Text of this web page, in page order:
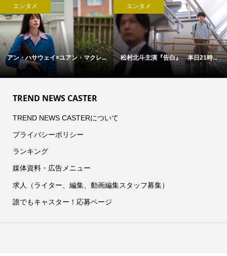
エンタメ
アン・ハサウェイ×ユアン・マクレ...
エンタメ
松村北斗主演『告白』 本日21時...
TREND NEWS CASTER
TREND NEWS CASTERについて
プライバシーポリシー
ランキング
媒体資料・広告メニュー
求人（ライター、編集、動画編集スタッフ募集）
誰でもキャスター！応募ページ